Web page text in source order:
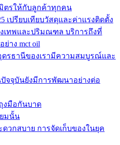
ตรให้กับลูกค้าทุกคน
เปรียบเทียบวัสดุและค่าแรงติดตั้ง
เทพและปริมณฑล บริการถึงที่
าง mct oil
ดรธานีของเรามีความสมบูรณ์และ
จจุบันยังมีการพัฒนาอย่างต่อ
งมือกันบาด
มนั้น
ดวกสบาย การจัดเก็บของในยุค